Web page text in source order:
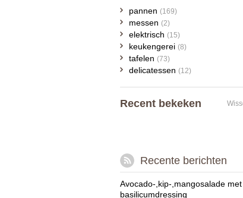
pannen (169)
messen (2)
elektrisch (15)
keukengerei (8)
tafelen (73)
delicatessen (12)
Recent bekeken
Recente berichten
Avocado-,kip-,mangosalade
basilicumdressing